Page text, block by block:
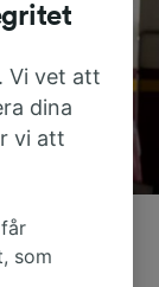
Vi vet att
dina
vi att
som